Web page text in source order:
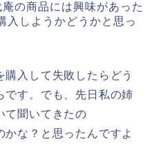
の商品には興味があった
入しようかどうかと思っ
入して失敗したらどう
です。でも、先日私の姉
て聞いてきたの
な？と思ったんですよ